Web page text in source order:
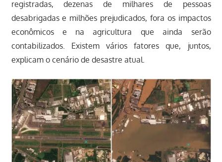
registradas, dezenas de milhares de pessoas
desabrigadas e milhões prejudicados, fora os impactos
econômicos e na agricultura que ainda serão
contabilizados. Existem vários fatores que, juntos,
explicam o cenário de desastre atual.